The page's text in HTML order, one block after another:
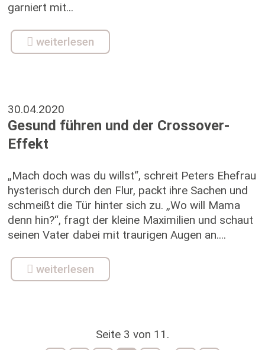
garniert mit...
weiterlesen
30.04.2020
Gesund führen und der Crossover-
Effekt
„Mach doch was du willst“, schreit Peters Ehefrau
hysterisch durch den Flur, packt ihre Sachen und
schmeißt die Tür hinter sich zu. „Wo will Mama
denn hin?“, fragt der kleine Maximilien und schaut
seinen Vater dabei mit traurigen Augen an....
weiterlesen
Seite 3 von 11.